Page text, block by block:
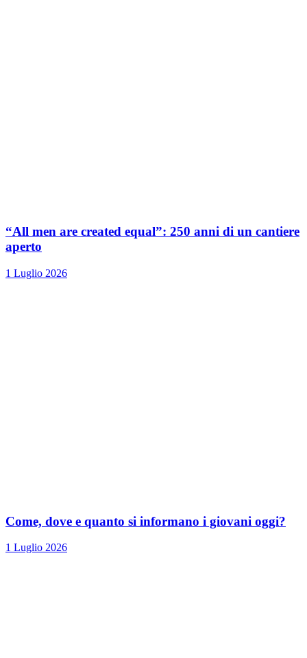
“All men are created equal”: 250 anni di un cantiere
aperto
1 Luglio 2026
Come, dove e quanto si informano i giovani oggi?
1 Luglio 2026